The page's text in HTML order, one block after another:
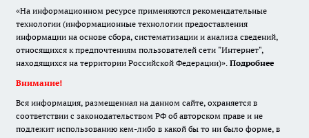
«На информационном ресурсе применяются рекомендательные
технологии (информационные технологии предоставления
информации на основе сбора, систематизации и анализа сведений,
относящихся к предпочтениям пользователей сети "Интернет",
находящихся на территории Российской Федерации)». Подробнее
Внимание!
Вся информация, размещенная на данном сайте, охраняется в
соответствии с законодательством РФ об авторском праве и не
подлежит использованию кем-либо в какой бы то ни было форме, в